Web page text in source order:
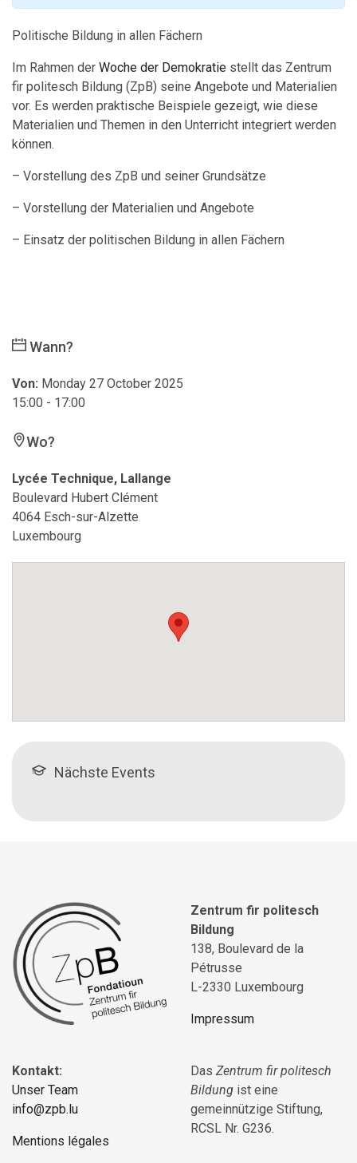
Politische Bildung in allen Fächern
Im Rahmen der Woche der Demokratie stellt das Zentrum
fir politesch Bildung (ZpB) seine Angebote und Materialien
vor. Es werden praktische Beispiele gezeigt, wie diese
Materialien und Themen in den Unterricht integriert werden
können.
– Vorstellung des ZpB und seiner Grundsätze
– Vorstellung der Materialien und Angebote
– Einsatz der politischen Bildung in allen Fächern
Wann?
Von: Monday 27 October 2025
15:00 - 17:00
Wo?
Lycée Technique, Lallange
Boulevard Hubert Clément
4064 Esch-sur-Alzette
Luxembourg
Nächste Events
Zentrum fir politesch
Bildung
138, Boulevard de la
Pétrusse
L-2330 Luxembourg
Impressum
Kontakt:
Unser Team
info@zpb.lu
Mentions légales
Das Zentrum fir politesch
Bildung ist eine
gemeinnützige Stiftung,
RCSL Nr. G236.